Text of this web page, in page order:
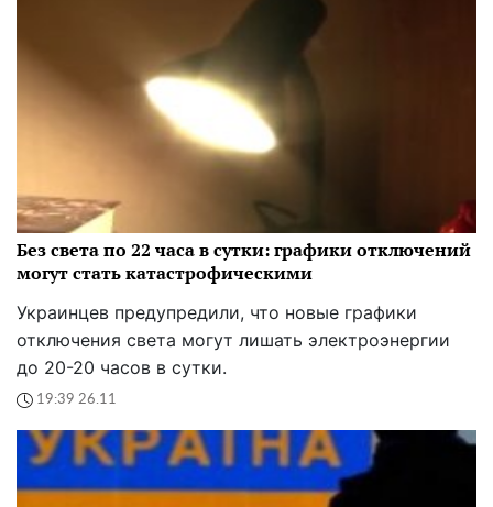
Без света по 22 часа в сутки: графики отключений
могут стать катастрофическими
Украинцев предупредили, что новые графики
отключения света могут лишать электроэнергии
до 20-20 часов в сутки.
19:39 26.11